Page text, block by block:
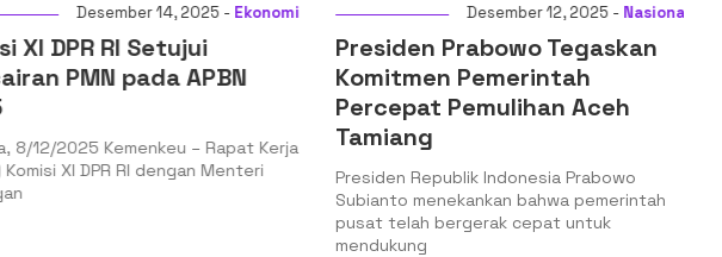
Desember 14, 2025 -Ekonomi
XI DPR RI Setujui
PMN pada APBN
8/12/2025 Kemenkeu – Rapat Kerja
Komisi XI DPR RI dengan Menteri
Desember 12, 2025 -Nasional
Presiden Prabowo Tegaskan
Komitmen Pemerintah
Percepat Pemulihan Aceh
Tamiang
Presiden Republik Indonesia Prabowo
Subianto menekankan bahwa pemerintah
pusat telah bergerak cepat untuk
mendukung